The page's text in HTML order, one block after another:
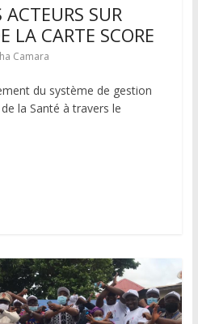
SUR
LA CARTE SCORE
Camara
du système de gestion
la Santé à travers le